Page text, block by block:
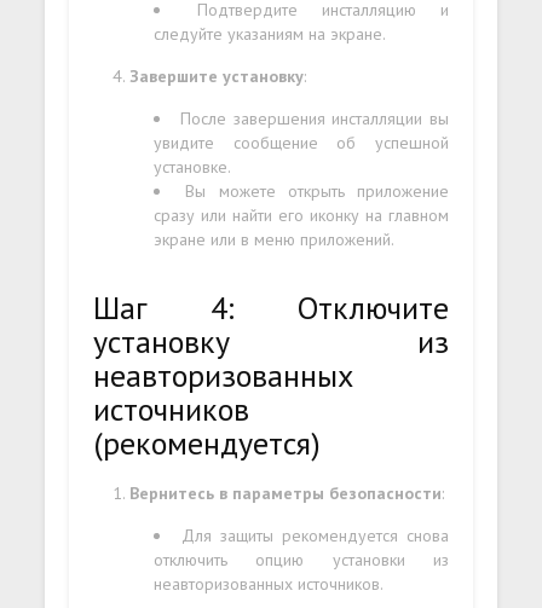
Подтвердите инсталляцию и
следуйте указаниям на экране.
Завершите установку:
После завершения инсталляции вы
увидите сообщение об успешной
установке.
Вы можете открыть приложение
сразу или найти его иконку на главном
экране или в меню приложений.
Шаг 4: Отключите
установку из
неавторизованных
источников
(рекомендуется)
Вернитесь в параметры безопасности:
Для защиты рекомендуется снова
отключить опцию установки из
неавторизованных источников.